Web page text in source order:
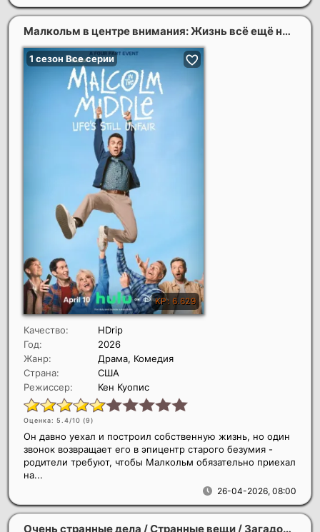
Малкольм в центре внимания: Жизнь всё ещё несправедлива (1 сезон)
Качество:
HDrip
Год:
2026
Жанр:
Драма, Комедия
Страна:
США
Режиссер:
Кен Куопис
Оценка: 5.4/10 (9)
26-04-2026, 08:00
Он давно уехал и построил собственную жизнь, но один
звонок возвращает его в эпицентр старого безумия -
родители требуют, чтобы Малкольм обязательно приехал
на...
Очень странные дела / Странные вещи / Загадочные события (5 сезон)